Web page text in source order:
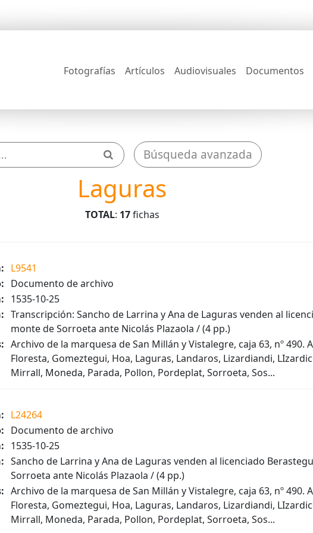
Fotografías Artículos Audiovisuales Documentos
Búsqueda avanzada
Laguras
TOTAL: 17fichas
L9541
Documento de archivo
1535-10-25
Transcripción: Sancho de Larrina y Ana de Laguras venden al
monte de Sorroeta ante Nicolás Plazaola / (4 pp.)
Archivo de la marquesa de San Millán y Vistalegre, caja 63, nº 490.
Floresta, Gomeztegui, Hoa, Laguras, Landaros, Lizardiandi,
Mirrall, Moneda, Parada, Pollon, Pordeplat, Sorroeta, Sos...
L24264
Documento de archivo
1535-10-25
Sancho de Larrina y Ana de Laguras venden al licenciado
Sorroeta ante Nicolás Plazaola / (4 pp.)
Archivo de la marquesa de San Millán y Vistalegre, caja 63, nº 490.
Floresta, Gomeztegui, Hoa, Laguras, Landaros, Lizardiandi,
Mirrall, Moneda, Parada, Pollon, Pordeplat, Sorroeta, Sos...